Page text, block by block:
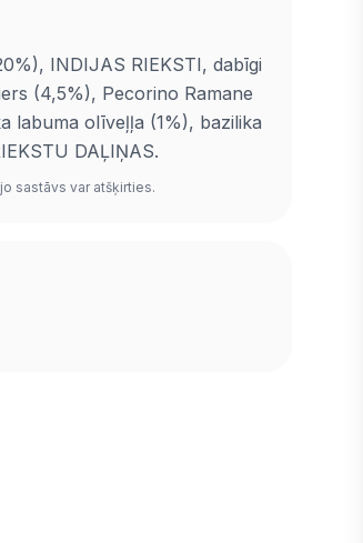
INDIJAS RIEKSTI, dabīgi
(4,5%), Pecorino Ramane
labuma olīveļļa (1%), bazilika
DAĻIŅAS.
sastāvs var atšķirties.